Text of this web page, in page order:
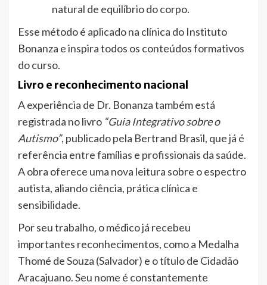
natural de equilíbrio do corpo.
Esse método é aplicado na clínica do Instituto
Bonanza e inspira todos os conteúdos formativos
do curso.
Livro e reconhecimento nacional
A experiência de Dr. Bonanza também está
registrada no livro “Guia Integrativo sobre o
Autismo”, publicado pela Bertrand Brasil, que já é
referência entre famílias e profissionais da saúde.
A obra oferece uma nova leitura sobre o espectro
autista, aliando ciência, prática clínica e
sensibilidade.
Por seu trabalho, o médico já recebeu
importantes reconhecimentos, como a Medalha
Thomé de Souza (Salvador) e o título de Cidadão
Aracajuano. Seu nome é constantemente